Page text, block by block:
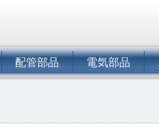
配管部品 電気部品